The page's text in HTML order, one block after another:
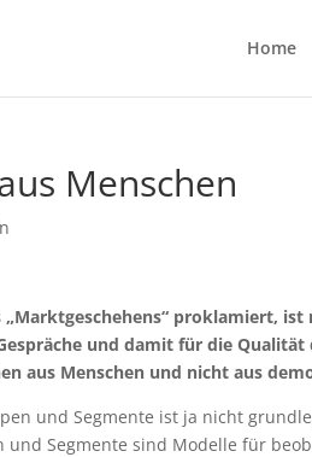
Home
Menschen
„Marktgeschehens“ proklamiert,
und damit für die
aus Menschen und nicht aus
und Segmente ist ja nicht
und Segmente sind Modelle für